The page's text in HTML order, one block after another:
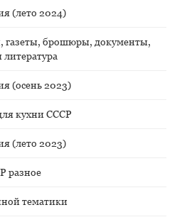
(лето 2024)
газеты, брошюры, документы,
(осень 2023)
кухни СССР
(лето 2023)
разное
тематики